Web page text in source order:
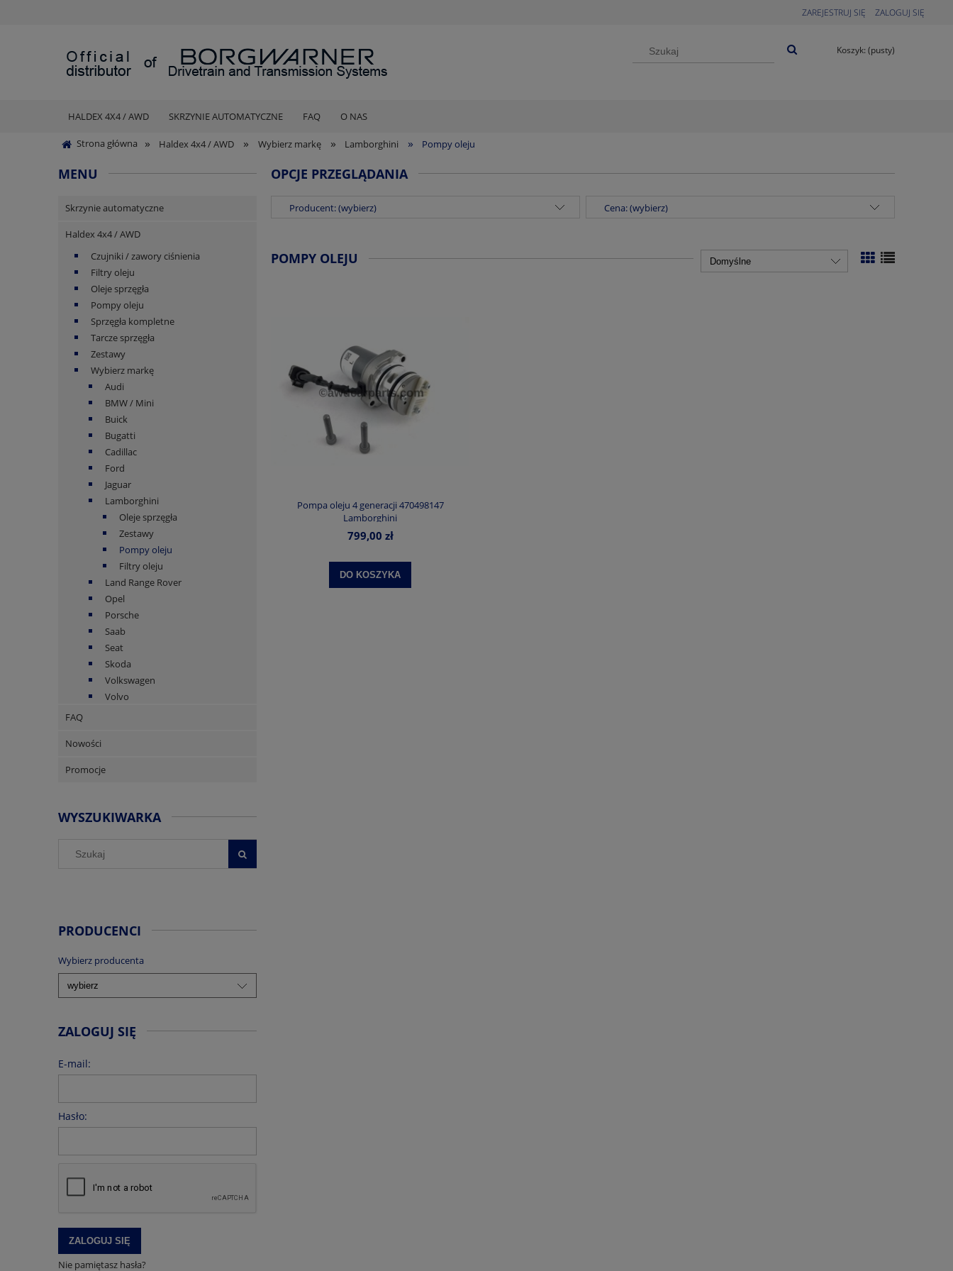
ZAREJESTRUJ SIĘ ZALOGUJ SIĘ
Koszyk: (pusty)
HALDEX 4X4 / AWD SKRZYNIE AUTOMATYCZNE FAQ O NAS
Strona główna » Haldex 4x4 / AWD » Wybierz markę » Lamborghini » Pompy oleju
MENU
Skrzynie automatyczne
Haldex 4x4 / AWD
Czujniki / zawory ciśnienia
Filtry oleju
Oleje sprzęgła
Pompy oleju
Sprzęgła kompletne
Tarcze sprzęgła
Zestawy
Wybierz markę
Audi
BMW / Mini
Buick
Bugatti
Cadillac
Ford
Jaguar
Lamborghini
Oleje sprzęgła
Zestawy
Pompy oleju
Filtry oleju
Land Range Rover
Opel
Porsche
Saab
Seat
Skoda
Volkswagen
Volvo
FAQ
Nowości
Promocje
WYSZUKIWARKA
PRODUCENCI
Wybierz producenta
ZALOGUJ SIĘ
E-mail:
Hasło:
ZALOGUJ SIĘ
Nie pamiętasz hasła?
OPCJE PRZEGLĄDANIA
Producent: (wybierz) Cena: (wybierz)
POMPY OLEJU
Pompa oleju 4 generacji 470498147
Lamborghini
799,00 zł
DO KOSZYKA